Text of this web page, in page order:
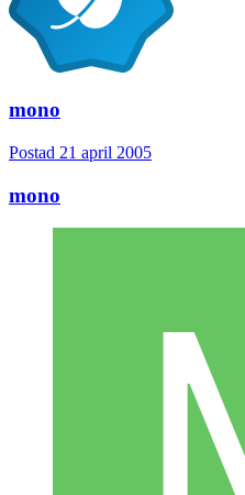
mono
Postad 21 april 2005
mono